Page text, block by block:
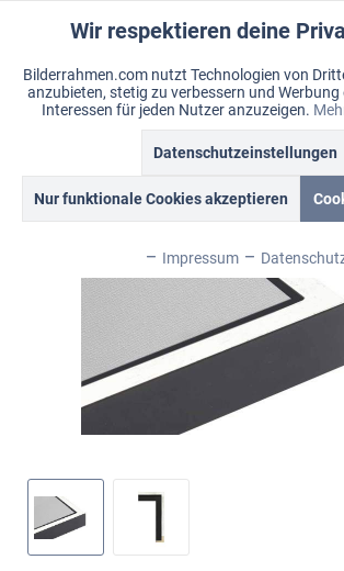
Merkzettel Mein
Menü
Avant
Funktionale
Marketing
Wir respektieren deine
Bilderrahmen.com nutzt Technologien von
anzubieten, stetig zu verbessern und
Interessen für jeden Nutzer anzuzeigen.
Datenschutzeinstellungen
Nur funktionale Cookies akzeptieren
Impressum